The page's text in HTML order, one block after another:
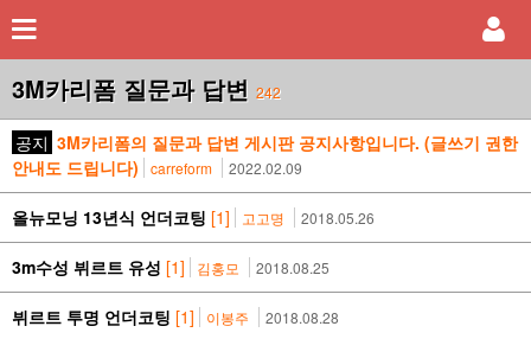
3M카리폼 질문과 답변 242
공지 3M카리폼의 질문과 답변 게시판 공지사항입니다. (글쓰기 권한
안내도 드립니다)
carreform 2022.02.09
올뉴모닝 13년식 언더코팅 [1] 고고명 2018.05.26
3m수성 뷔르트 유성 [1] 김홍모 2018.08.25
뷔르트 투명 언더코팅 [1] 이봉주 2018.08.28